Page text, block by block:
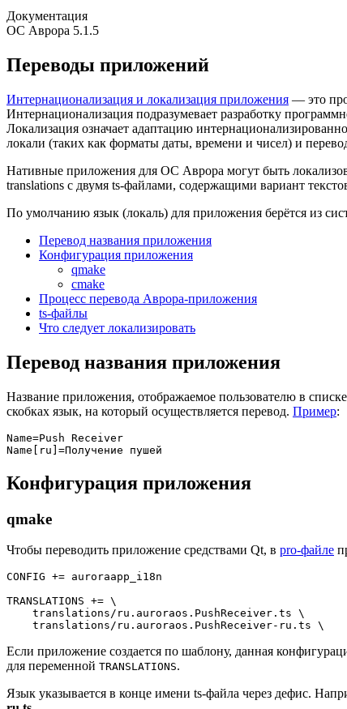
Документация
ОС Аврора 5.1.5
Переводы приложений
Интернационализация и локализация приложения — это
Интернационализация подразумевает разработку
Локализация означает адаптацию
локали (таких как форматы даты, времени и чисел) и
Нативные приложения для ОС Аврора могут быть
translations с двумя ts-файлами, содержащими вариант
По умолчанию язык (локаль) для приложения берётся из
Перевод названия приложения
Конфигурация приложения
qmake
cmake
Процесс перевода Аврора-приложения
ts-файлы
Что следует локализировать
Перевод названия приложения
Название приложения, отображаемое пользователю в
скобках язык, на который осуществляется перевод. Пример:
Name=Push Receiver
Конфигурация приложения
qmake
Чтобы переводить приложение средствами Qt, в pro-файле
CONFIG += auroraapp_i18n
TRANSLATIONS += \
    translations/ru.auroraos.PushReceiver.ts \
Если приложение создается по шаблону, данная
для переменной TRANSLATIONS.
Язык указывается в конце имени ts-файла через дефис.